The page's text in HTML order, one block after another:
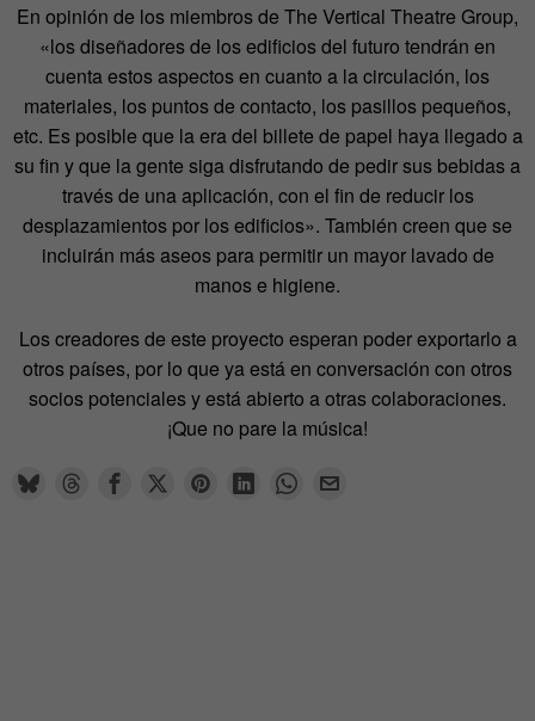
En opinión de los miembros de The Vertical Theatre Group,
«los diseñadores de los edificios del futuro tendrán en
cuenta estos aspectos en cuanto a la circulación, los
materiales, los puntos de contacto, los pasillos pequeños,
etc. Es posible que la era del billete de papel haya llegado a
su fin y que la gente siga disfrutando de pedir sus bebidas a
través de una aplicación, con el fin de reducir los
desplazamientos por los edificios». También creen que se
incluirán más aseos para permitir un mayor lavado de
manos e higiene.
Los creadores de este proyecto esperan poder exportarlo a
otros países, por lo que ya está en conversación con otros
socios potenciales y está abierto a otras colaboraciones.
¡Que no pare la música!